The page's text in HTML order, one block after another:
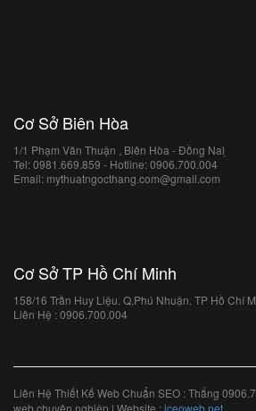
Cơ Sở Biên Hòa
1/1 Phạm Văn Thuận , Biên Hòa - Đồng Naì ̣
Tel: 0981.669.859 - Hotline: 0906.700.004
Email: mythuatngocthang.com@gmail.com
Cơ Sở TP Hồ Chí Minh
158/16 Trần Huy Liệu. Q,Phú Nhuận. TP Hồ Chí
Liên Hệ : 0906.700.004
Liên Hệ Thiết Kế Web Chuẩn SEO : Thắng